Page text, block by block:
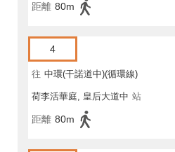
距離 80m
4
往 中環(干諾道中)(循環線)
荷李活華庭, 皇后大道中 站
距離 80m